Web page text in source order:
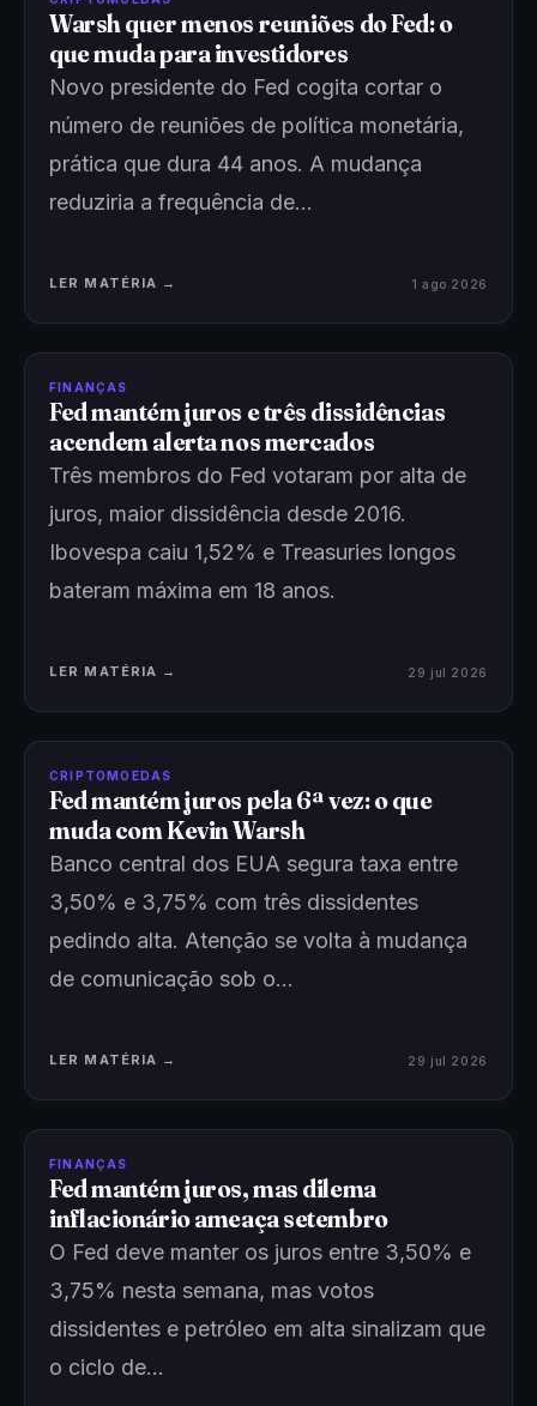
Warsh quer menos reuniões do Fed: o
que muda para investidores
Novo presidente do Fed cogita cortar o
número de reuniões de política monetária,
prática que dura 44 anos. A mudança
reduziria a frequência de…
LER MATÉRIA → 1 ago 2026
FINANÇAS
Fed mantém juros e três dissidências
acendem alerta nos mercados
Três membros do Fed votaram por alta de
juros, maior dissidência desde 2016.
Ibovespa caiu 1,52% e Treasuries longos
bateram máxima em 18 anos.
LER MATÉRIA → 29 jul 2026
CRIPTOMOEDAS
Fed mantém juros pela 6ª vez: o que
muda com Kevin Warsh
Banco central dos EUA segura taxa entre
3,50% e 3,75% com três dissidentes
pedindo alta. Atenção se volta à mudança
de comunicação sob o…
LER MATÉRIA → 29 jul 2026
FINANÇAS
Fed mantém juros, mas dilema
inflacionário ameaça setembro
O Fed deve manter os juros entre 3,50% e
3,75% nesta semana, mas votos
dissidentes e petróleo em alta sinalizam que
o ciclo de…